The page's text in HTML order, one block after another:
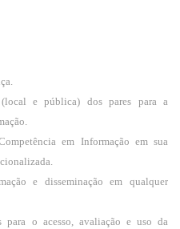
e pública) dos pares para a
em Informação em sua
e disseminação em qualquer
para o acesso, avaliação e uso da